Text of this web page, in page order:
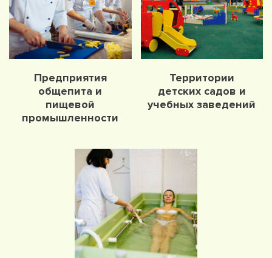
Предприятия
общепита и
пищевой
промышленности
Территории
детских садов и
учебных заведений